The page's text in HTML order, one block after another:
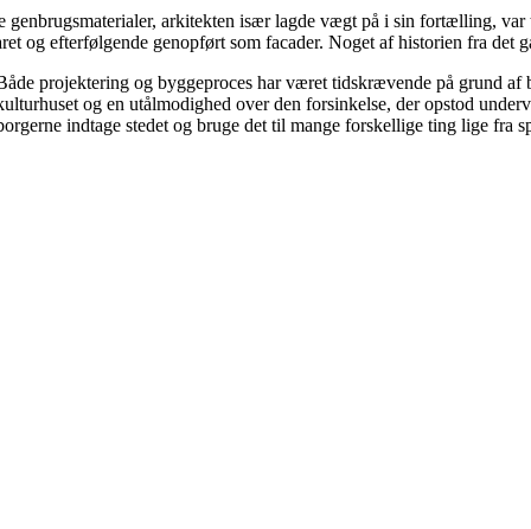
genbrugsmaterialer, arkitekten især lagde vægt på i sin fortælling, var
og efterfølgende genopført som facader. Noget af historien fra
projektering og byggeproces har været tidskrævende på grund
og en utålmodighed over den forsinkelse, der opstod
indtage stedet og bruge det til mange forskellige ting lige fra